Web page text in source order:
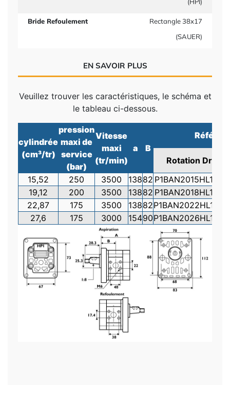
Bride Refoulement
Rectangle 38x17
(SAUER)
EN SAVOIR PLUS
Veuillez trouver les caractéristiques, le schéma et
le tableau ci-dessous.
cylindrée
(cm³/tr)
pression
maxi de
service
(bar)
Vitesse
maxi
(tr/min)
a B
Rotation Droite
15,52
250 3500 13882
19,12
200 3500 13882
22,87
175 3500 13882
27,6
175 3000 15490